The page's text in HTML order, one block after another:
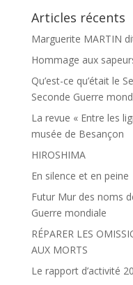
Articles récents
Marguerite MARTIN
Hommage aux
Qu’est-ce qu’était le
Seconde Guerre
La revue « Entre les
musée de Besançon
HIROSHIMA
En silence et en peine
Futur Mur des noms
Guerre mondiale
RÉPARER LES
AUX MORTS
Le rapport d’activité